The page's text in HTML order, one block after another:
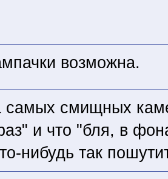
возможна.
самых смищных
и что "бля, в
нибудь так